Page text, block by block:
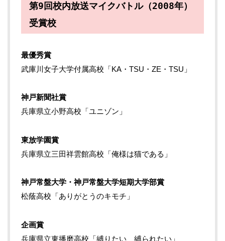
第9回校内放送マイクバトル（2008年）
受賞校
最優秀賞
武庫川女子大学付属高校「KA・TSU・ZE・TSU」
神戸新聞社賞
兵庫県立小野高校「ユニゾン」
東放学園賞
兵庫県立三田祥雲館高校「俺様は猫である」
神戸常盤大学・神戸常盤大学短期大学部賞
松蔭高校「ありがとうのキモチ」
企画賞
兵庫県立東播磨高校「縛りたい 縛られたい」